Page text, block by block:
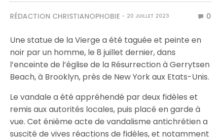
RÉDACTION CHRISTIANOPHOBIE 20 JUILLET 2023 0
Une statue de la Vierge a été taguée et peinte en
noir par un homme, le 8 juillet dernier, dans
l’enceinte de l’église de la Résurrection à Gerrytsen
Beach, à Brooklyn, près de New York aux Etats-Unis.
Le vandale a été appréhendé par deux fidèles et
remis aux autorités locales, puis placé en garde à
vue. Cet énième acte de vandalisme antichrétien a
suscité de vives réactions de fidèles, et notamment